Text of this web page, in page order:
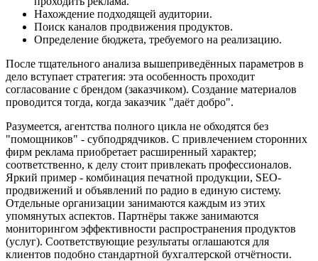
Нахождение подходящей аудитории.
Поиск каналов продвижения продуктов.
Определение бюджета, требуемого на реализацию.
После тщательного анализа вышеприведённых параметров в
дело вступает стратегия: эта особенность проходит
согласование с брендом (заказчиком). Создание материалов
проводится тогда, когда заказчик "даёт добро".
Разумеется, агентства полного цикла не обходятся без
"помощников" - субподрядчиков. С привлечением сторонних
фирм реклама приобретает расширенный характер;
соответственно, к делу стоит привлекать профессионалов.
Яркий пример - комбинация печатной продукции, SEO-
продвижений и объявлений по радио в единую систему.
Отдельные организации занимаются каждым из этих
упомянутых аспектов. Партнёры также занимаются
мониторингом эффективности распространения продуктов
(услуг). Соответствующие результаты оглашаются для
клиентов подобно стандартной бухгалтерской отчётности.